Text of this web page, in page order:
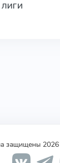
ЛИГИ
защищены